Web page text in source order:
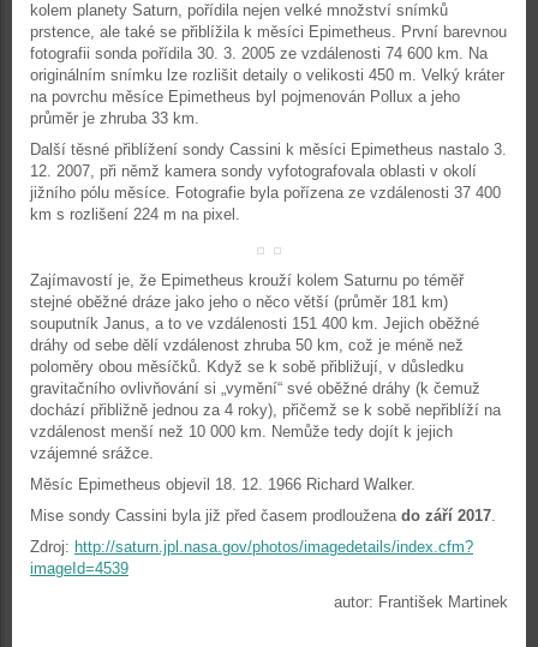
kolem planety Saturn, pořídila nejen velké množství snímků
prstence, ale také se přiblížila k měsíci Epimetheus. První barevnou
fotografii sonda pořídila 30. 3. 2005 ze vzdálenosti 74 600 km. Na
originálním snímku lze rozlišit detaily o velikosti 450 m. Velký kráter
na povrchu měsíce Epimetheus byl pojmenován Pollux a jeho
průměr je zhruba 33 km.
Další těsné přiblížení sondy Cassini k měsíci Epimetheus nastalo 3.
12. 2007, při němž kamera sondy vyfotografovala oblasti v okolí
jižního pólu měsíce. Fotografie byla pořízena ze vzdálenosti 37 400
km s rozlišení 224 m na pixel.
Zajímavostí je, že Epimetheus krouží kolem Saturnu po téměř
stejné oběžné dráze jako jeho o něco větší (průměr 181 km)
souputník Janus, a to ve vzdálenosti 151 400 km. Jejich oběžné
dráhy od sebe dělí vzdálenost zhruba 50 km, což je méně než
poloměry obou měsíčků. Když se k sobě přibližují, v důsledku
gravitačního ovlivňování si „vymění“ své oběžné dráhy (k čemuž
dochází přibližně jednou za 4 roky), přičemž se k sobě nepřiblíží na
vzdálenost menší než 10 000 km. Nemůže tedy dojít k jejich
vzájemné srážce.
Měsíc Epimetheus objevil 18. 12. 1966 Richard Walker.
Mise sondy Cassini byla již před časem prodloužena do září 2017.
Zdroj: http://saturn.jpl.nasa.gov/photos/imagedetails/index.cfm?
imageId=4539
autor: František Martinek